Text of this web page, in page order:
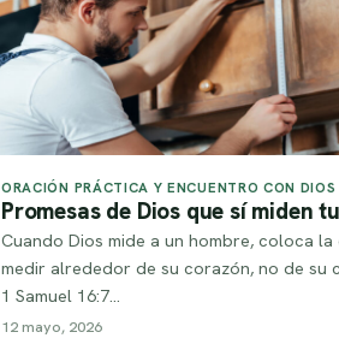
ORACIÓN PRÁCTICA Y ENCUENTRO CON DIOS
Promesas de Dios que sí miden
Cuando Dios mide a un hombre, coloca la
medir alrededor de su corazón, no de su
1 Samuel 16:7…
12 mayo, 2026